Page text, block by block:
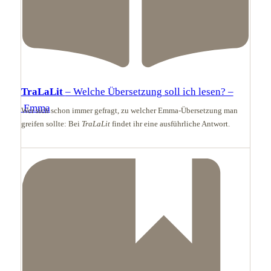
TraLaLit – Welche Übersetzung soll ich lesen? –
Emma
Wer sich schon immer gefragt, zu welcher Emma-Übersetzung man
greifen sollte: Bei TraLaLit findet ihr eine ausführliche Antwort.